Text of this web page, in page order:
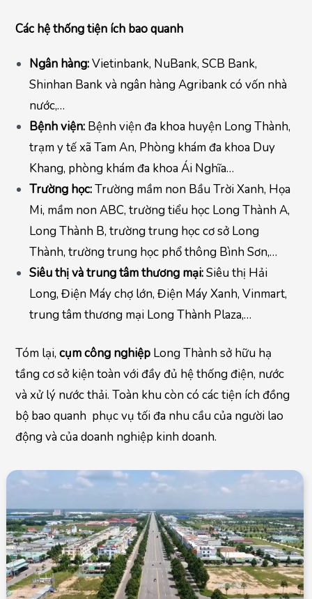
Các hệ thống tiện ích bao quanh
Ngân hàng:Vietinbank, NuBank, SCB Bank,
Shinhan Bank và ngân hàng Agribank có vốn nhà
nước,…
Bệnh viện: Bệnh viện đa khoa huyện Long Thành,
trạm y tế xã Tam An, Phòng khám đa khoa Duy
Khang, phòng khám đa khoa Ái Nghĩa…
Trường học:Trường mầm non Bầu Trời Xanh, Họa
Mi, mầm non ABC, trường tiểu học Long Thành A,
Long Thành B, trường trung học cơ sở Long
Thành, trường trung học phổ thông Bình Sơn,…
Siêu thị và trung tâm thương mại:Siêu thị Hải
Long, Điện Máy chợ lớn, Điện Máy Xanh, Vinmart,
trung tâm thương mại Long Thành Plaza,…
Tóm lại, cụm công nghiệp Long Thành sở hữu hạ
tầng cơ sở kiện toàn với đầy đủ hệ thống điện, nước
và xử lý nước thải. Toàn khu còn có các tiện ích đồng
bộ bao quanh phục vụ tối đa nhu cầu của người lao
động và của doanh nghiệp kinh doanh.